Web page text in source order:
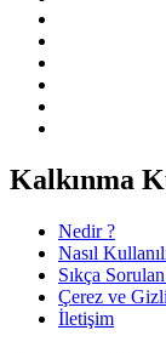
Kalkınma
Nedir ?
Nasıl
Sıkça
Çerez ve
İletişim